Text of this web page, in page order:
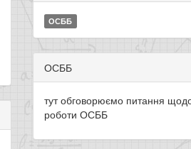
ОСББ
ОСББ
тут обговорюємо питання
роботи ОСББ